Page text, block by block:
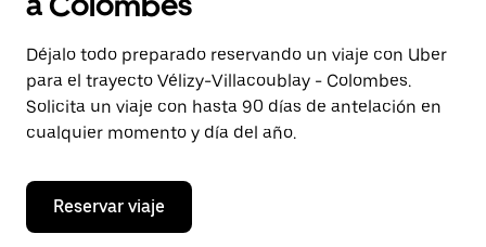
seleccionar
fecha.
Pulsa
el
botón
de
escape
cerrar
calendario.
Déjalo todo preparado reservando un viaje con Uber
para el trayecto Vélizy-Villacoublay - Colombes.
Solicita un viaje con hasta 90 días de antelación en
cualquier momento y día del año.
Reservar viaje